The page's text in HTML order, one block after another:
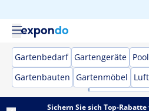
Gartenbedarf Gartengeräte
Gartenbauten Gartenmöbel
Sichern Sie sich Top-